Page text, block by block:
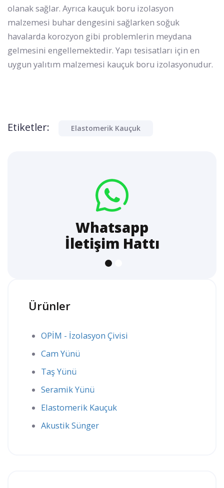
olanak sağlar. Ayrıca kauçuk boru izolasyon
malzemesi buhar dengesini sağlarken soğuk
havalarda korozyon gibi problemlerin meydana
gelmesini engellemektedir. Yapı tesisatları için en
uygun yalıtım malzemesi kauçuk boru izolasyonudur.
Etiketler: Elastomerik Kauçuk
Whatsapp
İletişim Hattı
Ürünler
OPİM - İzolasyon Çivisi
Cam Yünü
Taş Yünü
Seramik Yünü
Elastomerik Kauçuk
Akustik Sünger